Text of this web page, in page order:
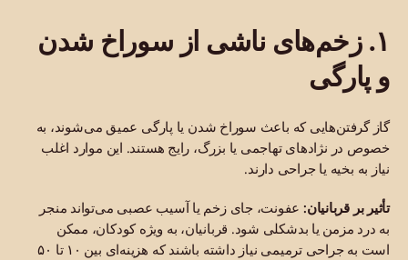
۱. زخم‌های ناشی از سوراخ شدن
و پارگی
گاز گرفتن‌هایی که باعث سوراخ شدن یا پارگی عمیق می‌شوند، به
خصوص در نژادهای تهاجمی یا بزرگ، رایج هستند. این موارد اغلب
نیاز به بخیه یا جراحی دارند.
تأثیر بر قربانیان:عفونت، جای زخم یا آسیب عصبی می‌تواند منجر
به درد مزمن یا بدشکلی شود. قربانیان، به ویژه کودکان، ممکن
است به جراحی ترمیمی نیاز داشته باشند که هزینه‌ای بین ۱۰ تا ۵۰